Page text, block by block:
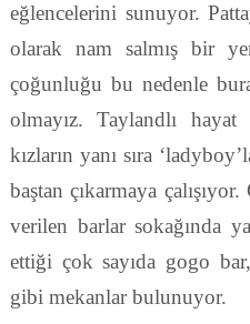
eğlencelerini sunuyor.
olarak nam salmış bir
çoğunluğu bu nedenle
olmayız. Taylandlı hayat
kızların yanı sıra
baştan çıkarmaya
verilen barlar sokağında
ettiği çok sayıda gogo
gibi mekanlar bulunuyor.